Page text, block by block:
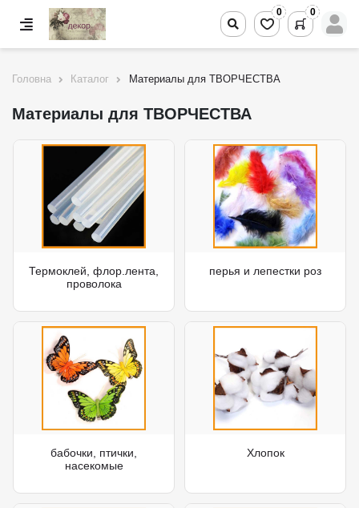
0 0
Головна Каталог Материалы для ТВОРЧЕСТВА
Материалы для ТВОРЧЕСТВА
Термоклей, флор.лента,
проволока
перья и лепестки роз
бабочки, птички,
насекомые
Хлопок